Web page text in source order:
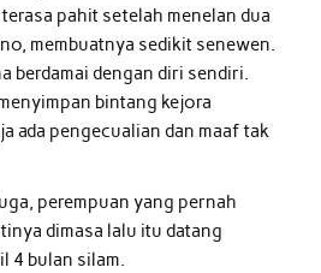
pahit setelah menelan dua
membuatnya sedikit senewen.
berdamai dengan diri sendiri.
bintang kejora
ada pengecualian dan maaf tak
perempuan yang pernah
dimasa lalu itu datang
4 bulan silam.